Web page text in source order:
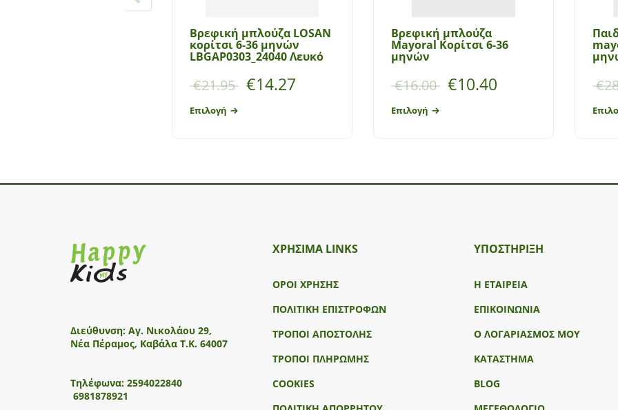
Βρεφική μπλούζα LOSAN
κορίτσι 6-36 μηνών
LBGAP0303_24040 Λευκό
€21.95 €14.27
Επιλογή
Βρεφική μπλούζα
Mayoral Κορίτσι 6-36
μηνών
€16.00 €10.40
Επιλογή
€
Διεύθυνση: Αγ. Νικολάου 29,
Νέα Πέραμος, Καβάλα Τ.Κ. 64007
Τηλέφωνα: 2594022840
6981878921
ΧΡΗΣΙΜΑ LINKS
ΟΡΟΙ ΧΡΗΣΗΣ
ΠΟΛΙΤΙΚΗ ΕΠΙΣΤΡΟΦΩΝ
ΤΡΟΠΟΙ ΑΠΟΣΤΟΛΗΣ
ΤΡΟΠΟΙ ΠΛΗΡΩΜΗΣ
COOKIES
ΥΠΟΣΤΉΡΙΞΗ
Η ΕΤΑΙΡΕΙΑ
ΕΠΙΚΟΙΝΩΝΙΑ
Ο ΛΟΓΑΡΙΑΣΜΟΣ ΜΟΥ
ΚΑΤΑΣΤΗΜΑ
BLOG